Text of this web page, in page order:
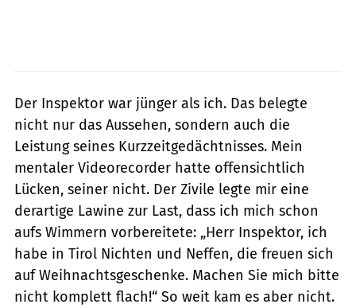
Der Inspektor war jünger als ich. Das belegte
nicht nur das Aussehen, sondern auch die
Leistung seines Kurzzeitgedächtnisses. Mein
mentaler Videorecorder hatte offensichtlich
Lücken, seiner nicht. Der Zivile legte mir eine
derartige Lawine zur Last, dass ich mich schon
aufs Wimmern vorbereitete: „Herr Inspektor, ich
habe in Tirol Nichten und Neffen, die freuen sich
auf Weihnachtsgeschenke. Machen Sie mich bitte
nicht komplett flach!“ So weit kam es aber nicht.